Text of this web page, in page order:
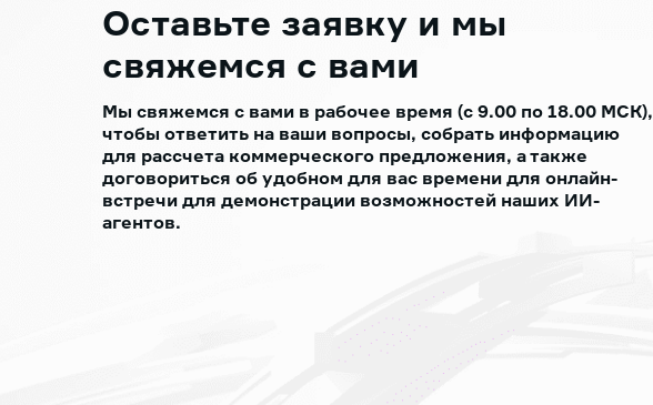
Оставьте заявку и мы
свяжемся с вами
Мы свяжемся с вами в рабочее время (с 9.00 по 18.00 МСК),
чтобы ответить на ваши вопросы, собрать информацию
для рассчета коммерческого предложения, а также
договориться об удобном для вас времени для онлайн-
встречи для демонстрации возможностей наших ИИ-
агентов.